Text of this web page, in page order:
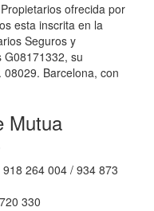
ofrecida por
esta inscrita en la
Seguros y
G08171332, su
08029. Barcelona, con
Mutua
918 264 004 / 934 873
330